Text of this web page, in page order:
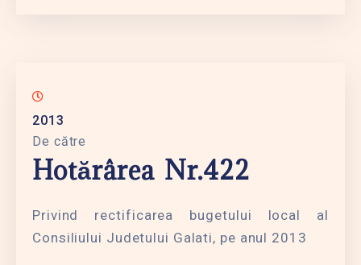
2013
De către
Hotărârea Nr.422
Privind rectificarea bugetului local al
Consiliului Judetului Galati, pe anul 2013